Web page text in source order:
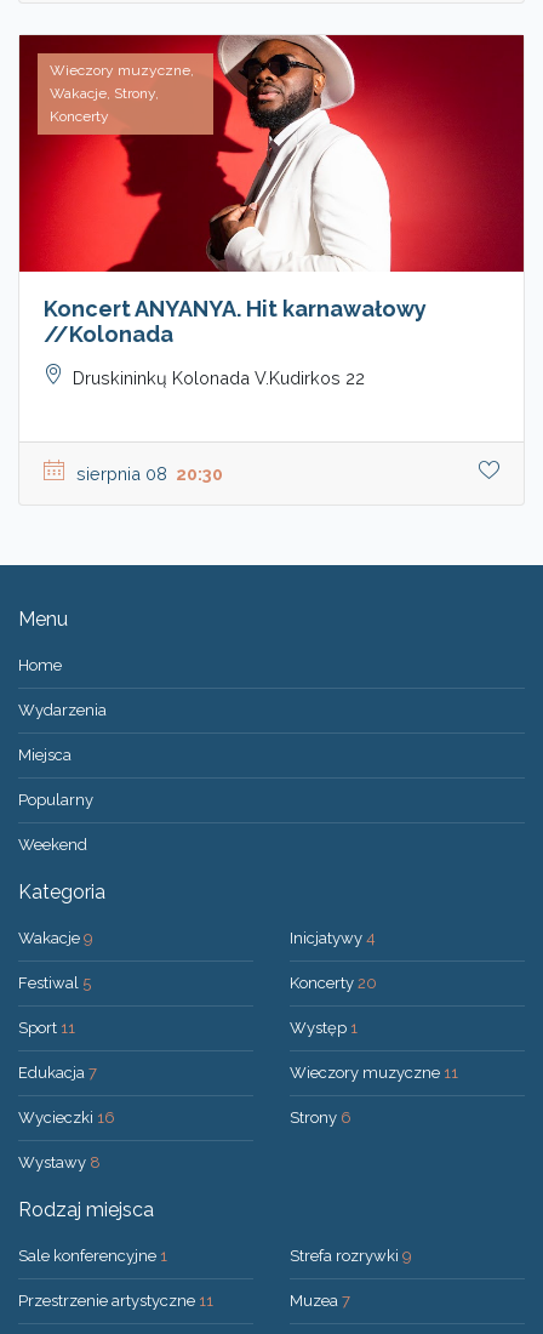
Wieczory muzyczne,
Wakacje, Strony,
Koncerty
Koncert ANYANYA. Hit karnawałowy
//Kolonada
Druskininkų Kolonada V.Kudirkos 22
sierpnia 08 20:30
Menu
Home
Wydarzenia
Miejsca
Popularny
Weekend
Kategoria
Wakacje 9
Festiwal 5
Sport 11
Edukacja 7
Wycieczki 16
Wystawy 8
Inicjatywy 4
Koncerty 20
Występ 1
Wieczory muzyczne 11
Strony 6
Rodzaj miejsca
Sale konferencyjne 1
Przestrzenie artystyczne 11
Strefa rozrywki 9
Muzea 7